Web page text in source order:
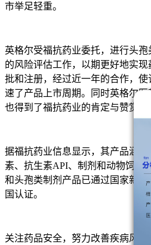
市举足轻重。
英格尔受福抗药业委托，进行头
的风险评估工作，以期更好地实
批和注册，经过近一年的合作，
速了产品上市周期。同时英格尔
也得到了福抗药业的肯定与赞赏。
据福抗药业信息显示，其产品涵
素、抗生素API、制剂和动物饲料
和头孢类制剂产品已通过国家新
国认证。
关注药品安全，努力改善疾病风